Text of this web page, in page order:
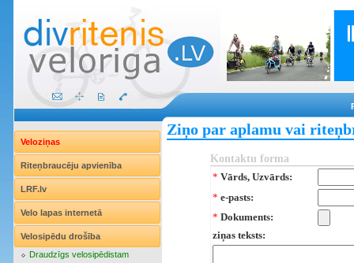
Veloziņas
Riteņbraucēju apvienība
LRF.lv
Velo lapas internetā
Velosipēdu drošība
Draudzīgs velosipēdistam
Ziņo par aplamu vai
Kontaktu forma
* Vārds, Uzvārds:
* e-pasts:
* Dokuments:
ziņas teksts: